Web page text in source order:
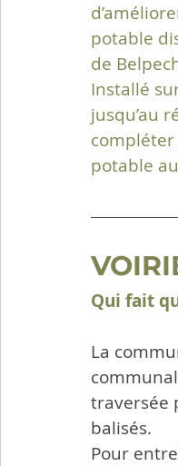
potable
de
Installé
jusqu’au
potable
Qui fait
La
traversée
balisés.
Pour